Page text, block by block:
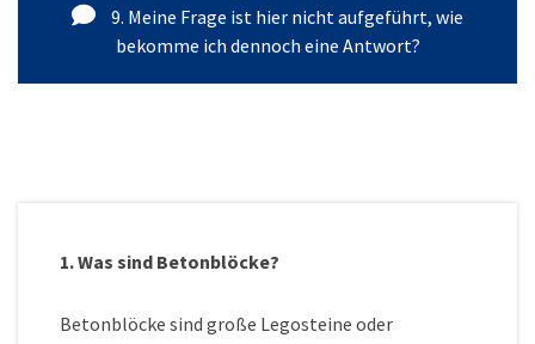
9. Meine Frage ist hier nicht aufgeführt, wie
bekomme ich dennoch eine Antwort?
1. Was sind Betonblöcke?
Betonblöcke sind große Legosteine oder